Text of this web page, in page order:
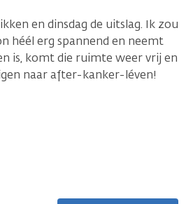
en dinsdag de uitslag. Ik zou
héél erg spannend en neemt
is, komt die ruimte weer vrij en
naar after-kanker-léven!